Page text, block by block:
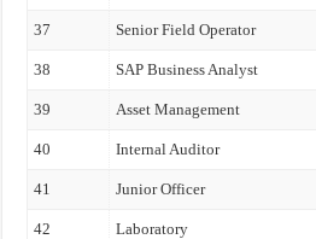
37 Senior Field Operator
38 SAP Business Analyst
39 Asset Management
40 Internal Auditor
41 Junior Officer
42 Laboratory